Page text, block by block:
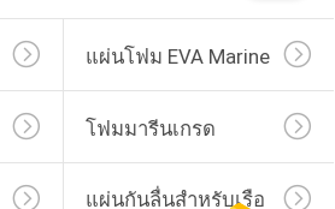
แผ่นโฟม EVA Marine
โฟมมารีนเกรด
แผ่นกันลื่นสำหรับเรือ